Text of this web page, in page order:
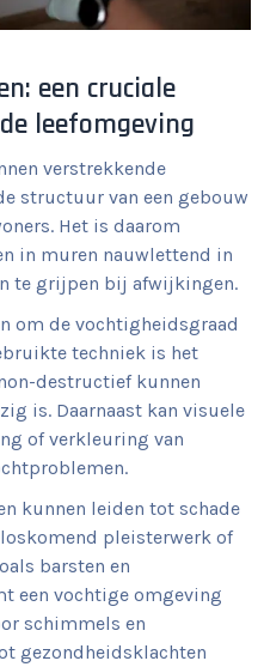
een cruciale
leefomgeving
verstrekkende
structuur van een gebouw
Het is daarom
in muren nauwlettend in
te grijpen bij afwijkingen.
om de vochtigheidsgraad
techniek is het
destructief kunnen
is. Daarnaast kan visuele
of verkleuring van
kunnen leiden tot schade
pleisterwerk of
barsten en
een vochtige omgeving
schimmels en
gezondheidsklachten